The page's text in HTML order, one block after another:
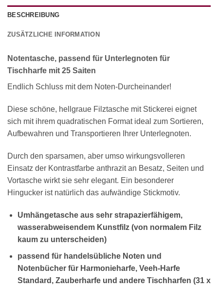
BESCHREIBUNG
ZUSÄTZLICHE INFORMATION
Notentasche, passend für Unterlegnoten für
Tischharfe mit 25 Saiten
Endlich Schluss mit dem Noten-Durcheinander!
Diese schöne, hellgraue Filztasche mit Stickerei eignet
sich mit ihrem quadratischen Format ideal zum Sortieren,
Aufbewahren und Transportieren Ihrer Unterlegnoten.
Durch den sparsamen, aber umso wirkungsvolleren
Einsatz der Kontrastfarbe anthrazit an Besatz, Seiten und
Vortasche wirkt sie sehr elegant. Ein besonderer
Hingucker ist natürlich das aufwändige Stickmotiv.
Umhängetasche aus sehr strapazierfähigem,
wasserabweisendem Kunstfilz (von normalem Filz
kaum zu unterscheiden)
passend für handelsübliche Noten und
Notenbücher für Harmonieharfe, Veeh-Harfe
Standard, Zauberharfe und andere Tischharfen (31 x
Chat Support